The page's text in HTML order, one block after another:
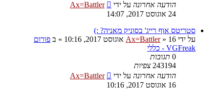
הודעה אחרונה על ידי
Ax=Battler
24 אוגוסט 2017, 14:07
סטריטס אוף רייג' בסוניק מאניה? :)
על ידי
Ax=Battler» 16 אוגוסט 2017, 10:16 » ב פורום
VGFreak - כללי
0 תגובות
243194 צפיות
הודעה אחרונה על ידי
Ax=Battler
16 אוגוסט 2017, 10:16